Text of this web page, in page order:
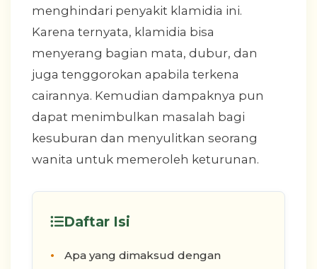
menghindari penyakit klamidia ini.
Karena ternyata, klamidia bisa
menyerang bagian mata, dubur, dan
juga tenggorokan apabila terkena
cairannya. Kemudian dampaknya pun
dapat menimbulkan masalah bagi
kesuburan dan menyulitkan seorang
wanita untuk memeroleh keturunan.
Daftar Isi
Apa yang dimaksud dengan